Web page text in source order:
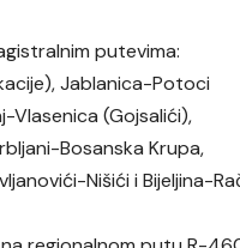
putevima:
Jablanica-Potoci
Vlasenica (Gojsalići),
Bosanska Krupa,
Nišići i Bijeljina-